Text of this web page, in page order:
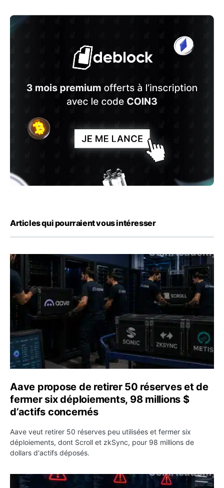
Articles qui pourraient vous intéresser
Aave propose de retirer 50 réserves et de fermer six
Aave propose de retirer 50 réserves et de
fermer six déploiements, 98 millions $
d’actifs concernés
Aave veut retirer 50 réserves peu utilisées et fermer six
déploiements, dont Scroll et zkSync, pour 98 millions de
dollars d'actifs déposés.
Ponts crypto : 35 millions de dollars siphonnés en une